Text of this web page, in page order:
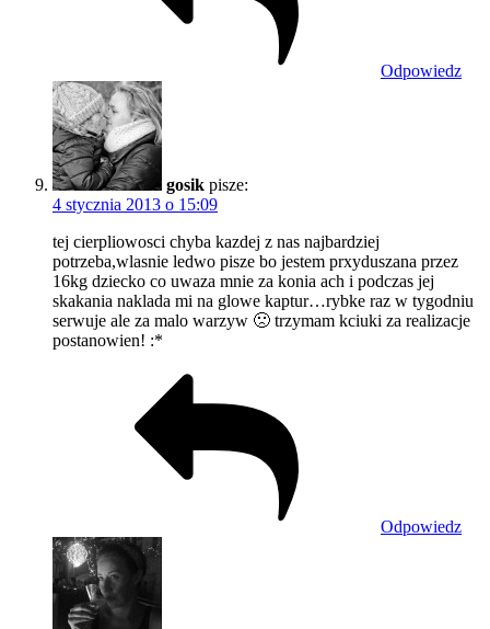
Odpowiedz
gosik pisze:
4 stycznia 2013 o 15:09
tej cierpliowosci chyba kazdej z nas najbardziej
potrzeba,wlasnie ledwo pisze bo jestem prxyduszana przez
16kg dziecko co uwaza mnie za konia ach i podczas jej
skakania naklada mi na glowe kaptur…rybke raz w tygodniu
serwuje ale za malo warzyw 🙁 trzymam kciuki za realizacje
postanowien! :*
Odpowiedz